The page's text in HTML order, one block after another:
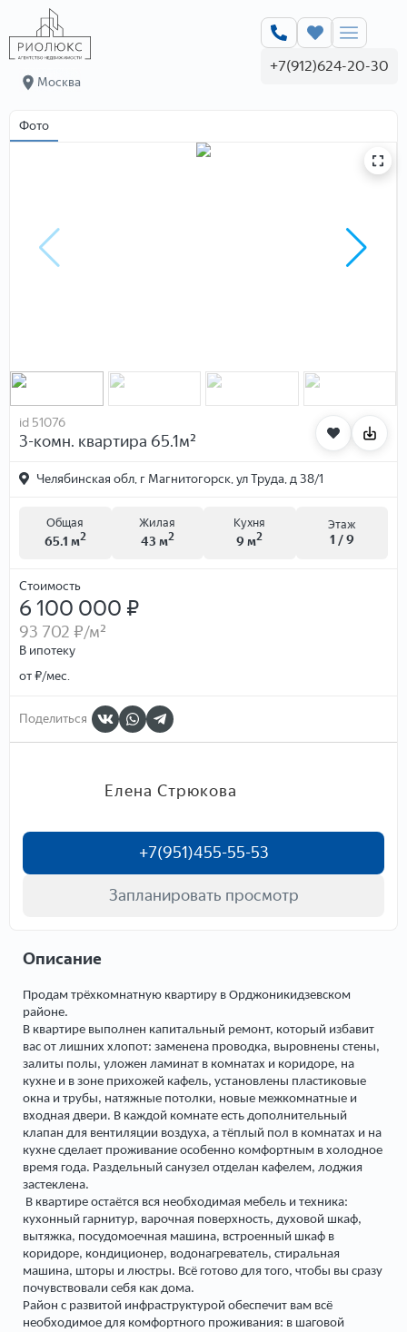
Москва
+7(912)624-20-30
Фото
id 51076
3-комн. квартира 65.1м²
Челябинская обл, г Магнитогорск, ул Труда, д 38/1
Общая
65.1 м2
Жилая
43 м2
Кухня
9 м2
Этаж
1 / 9
Стоимость
6 100 000 ₽
93 702 ₽/м²
В ипотеку
от₽/мес.
Поделиться
Елена Стрюкова
+7(951)455-55-53
Запланировать просмотр
Описание
Продам трёхкомнатную квартиру в Орджоникидзевском
районе.
В квартире выполнен капитальный ремонт, который избавит
вас от лишних хлопот: заменена проводка, выровнены стены,
залиты полы, уложен ламинат в комнатах и коридоре, на
кухне и в зоне прихожей кафель, установлены пластиковые
окна и трубы, натяжные потолки, новые межкомнатные и
входная двери. В каждой комнате есть дополнительный
клапан для вентиляции воздуха, а тёплый пол в комнатах и на
кухне сделает проживание особенно комфортным в холодное
время года. Раздельный санузел отделан кафелем, лоджия
застеклена.
В квартире остаётся вся необходимая мебель и техника:
кухонный гарнитур, варочная поверхность, духовой шкаф,
вытяжка, посудомоечная машина, встроенный шкаф в
коридоре, кондиционер, водонагреватель, стиральная
машина, шторы и люстры. Всё готово для того, чтобы вы сразу
почувствовали себя как дома.
Район с развитой инфраструктурой обеспечит вам всё
необходимое для комфортного проживания: в шаговой